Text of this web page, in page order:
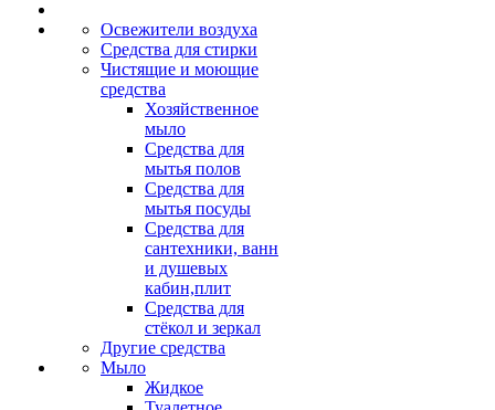
Освежители воздуха
Средства для стирки
Чистящие и моющие
средства
Хозяйственное
мыло
Средства для
мытья полов
Средства для
мытья посуды
Средства для
сантехники, ванн
и душевых
кабин,плит
Средства для
стёкол и зеркал
Другие средства
Мыло
Жидкое